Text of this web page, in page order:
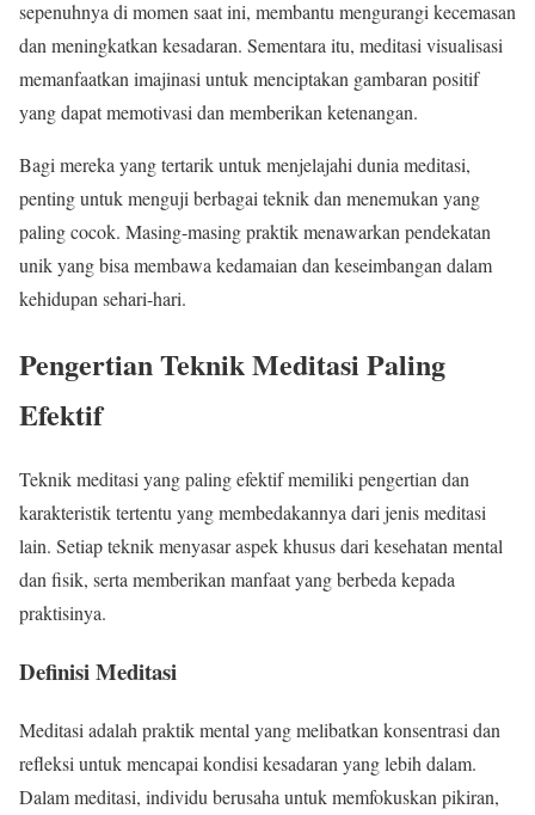
sepenuhnya di momen saat ini, membantu mengurangi kecemasan
dan meningkatkan kesadaran. Sementara itu, meditasi visualisasi
memanfaatkan imajinasi untuk menciptakan gambaran positif
yang dapat memotivasi dan memberikan ketenangan.
Bagi mereka yang tertarik untuk menjelajahi dunia meditasi,
penting untuk menguji berbagai teknik dan menemukan yang
paling cocok. Masing-masing praktik menawarkan pendekatan
unik yang bisa membawa kedamaian dan keseimbangan dalam
kehidupan sehari-hari.
Pengertian Teknik Meditasi Paling
Efektif
Teknik meditasi yang paling efektif memiliki pengertian dan
karakteristik tertentu yang membedakannya dari jenis meditasi
lain. Setiap teknik menyasar aspek khusus dari kesehatan mental
dan fisik, serta memberikan manfaat yang berbeda kepada
praktisinya.
Definisi Meditasi
Meditasi adalah praktik mental yang melibatkan konsentrasi dan
refleksi untuk mencapai kondisi kesadaran yang lebih dalam.
Dalam meditasi, individu berusaha untuk memfokuskan pikiran,